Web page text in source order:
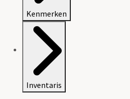
Kenmerken
Inventaris